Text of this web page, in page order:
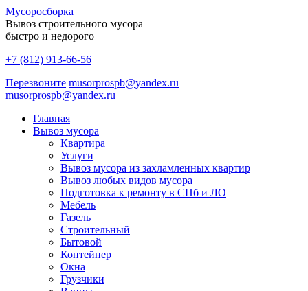
Мусоросборка
Вывоз строительного мусора
быстро и недорого
+7 (812) 913-66-56
Перезвоните musorprospb@yandex.ru
musorprospb@yandex.ru
Главная
Вывоз мусора
Квартира
Услуги
Вывоз мусора из захламленных квартир
Вывоз любых видов мусора
Подготовка к ремонту в СПб и ЛО
Мебель
Газель
Строительный
Бытовой
Контейнер
Окна
Грузчики